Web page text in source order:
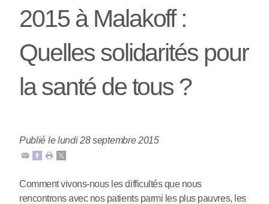
2015 à Malakoff :
Quelles solidarités pour
la santé de tous ?
Publié le lundi 28 septembre 2015
Comment vivons-nous les difficultés que nous
rencontrons avec nos patients parmi les plus pauvres, les